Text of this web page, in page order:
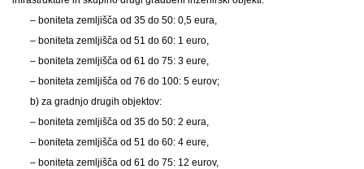
– boniteta zemljišča od 35 do 50: 0,5 eura,
– boniteta zemljišča od 51 do 60: 1 euro,
– boniteta zemljišča od 61 do 75: 3 eure,
– boniteta zemljišča od 76 do 100: 5 eurov;
b) za gradnjo drugih objektov:
– boniteta zemljišča od 35 do 50: 2 eura,
– boniteta zemljišča od 51 do 60: 4 eure,
– boniteta zemljišča od 61 do 75: 12 eurov,